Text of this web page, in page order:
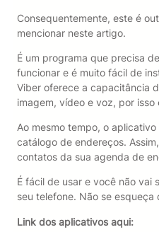
Consequentemente, este é
mencionar neste artigo.
É um programa que precisa
funcionar e é muito fácil de
Viber oferece a capacitância
imagem, vídeo e voz, por isso
Ao mesmo tempo, o
catálogo de endereços.
contatos da sua agenda de
É fácil de usar e você não vai
seu telefone. Não se esqueça
Link dos aplicativos aqui: